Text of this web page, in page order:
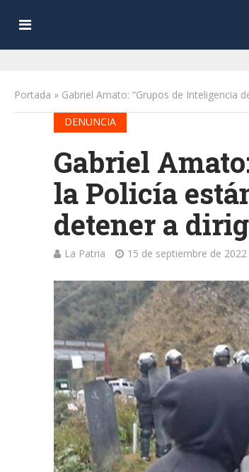
Portada » Gabriel Amato: “Grupos de Inteligencia
DENUNCIA
Gabriel
la Policía
detener a
La Patria 15 de septiembre de 2022